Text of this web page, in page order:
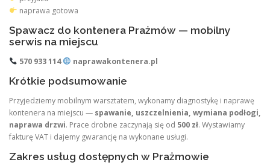
naprawa gotowa
Spawacz do kontenera Prażmów — mobilny
serwis na miejscu
570 933 114 naprawakontenera.pl
Krótkie podsumowanie
Przyjedziemy mobilnym warsztatem, wykonamy diagnostykę i naprawę
kontenera na miejscu — spawanie, uszczelnienia, wymiana podłogi,
naprawa drzwi. Prace drobne zaczynają się od 500 zł. Wystawiamy
fakturę VAT i dajemy gwarancję na wykonane usługi.
Zakres usług dostępnych w Prażmowie